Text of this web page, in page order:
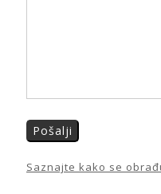
Saznajte kako se